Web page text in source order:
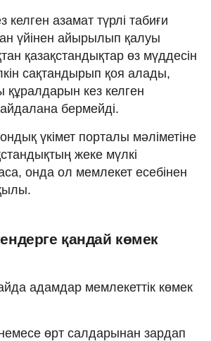
келген азамат түрлі табиғи
үйінен айырылып қалуы
қазақстандықтар өз мүддесін
сақтандырып қоя алады,
құралдарын кез келген
бермейді.
үкімет порталы мәліметіне
жеке мүлкі
онда ол мемлекет есебінен
қандай көмек
адамдар мемлекеттiк көмек
өрт салдарынан зардап